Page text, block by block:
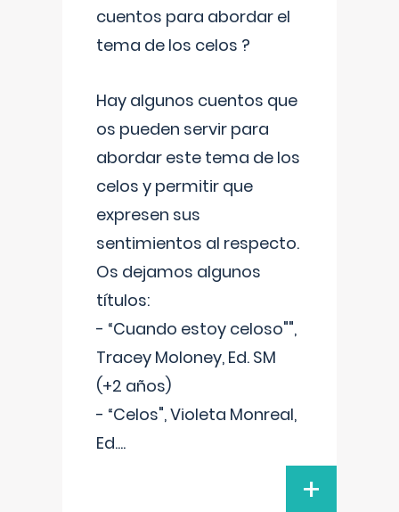
cuentos para abordar el
tema de los celos ?
Hay algunos cuentos que
os pueden servir para
abordar este tema de los
celos y permitir que
expresen sus
sentimientos al respecto.
Os dejamos algunos
títulos:
- “Cuando estoy celoso"",
Tracey Moloney, Ed. SM
(+2 años)
- “Celos", Violeta Monreal,
Ed....
+